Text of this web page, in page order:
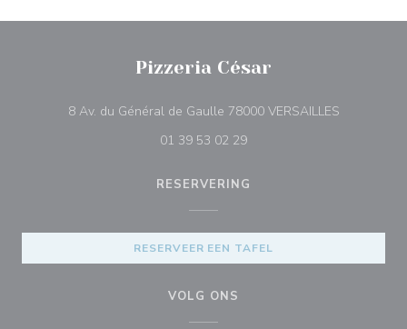
Pizzeria César
8 Av. du Général de Gaulle 78000 VERSAILLES((opent in
01 39 53 02 29
RESERVERING
RESERVEER EEN TAFEL
VOLG ONS